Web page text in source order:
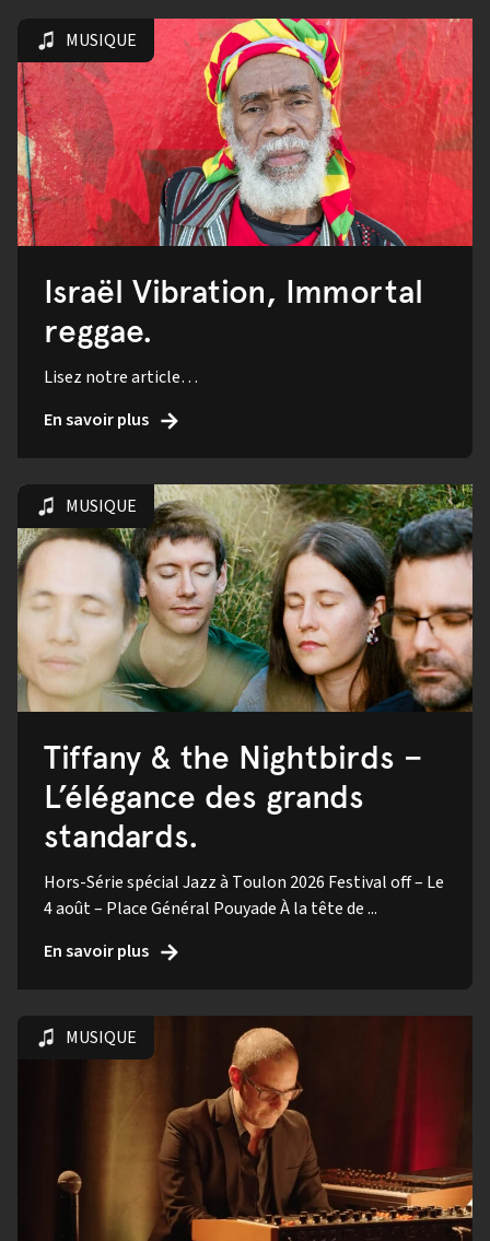
MUSIQUE
Israël Vibration, Immortal
reggae.
Lisez notre article…
En savoir plus
MUSIQUE
Tiffany & the Nightbirds –
L’élégance des grands
standards.
Hors-Série spécial Jazz à Toulon 2026 Festival off – Le
4 août – Place Général Pouyade À la tête de ...
En savoir plus
MUSIQUE